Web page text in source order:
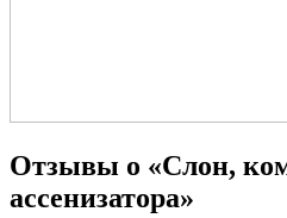
Отзывы о «Слон,
ассенизатора»